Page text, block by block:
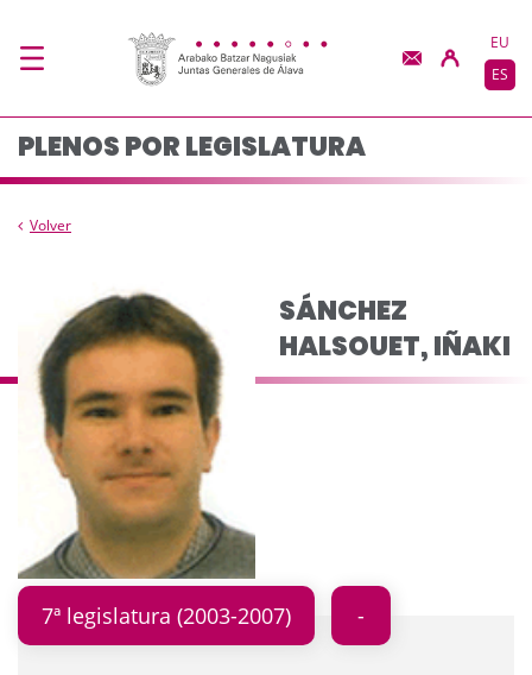
Composición del
EU
ES
PLENOS POR LEGISLATURA
Volver
SÁNCHEZ
HALSOUET, IÑAKI
7ª legislatura (2003-2007)